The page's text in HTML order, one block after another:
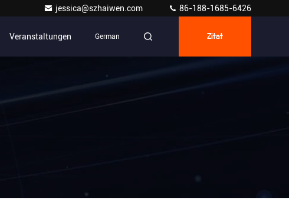
jessica@szhaiwen.com 86-188-1685-6426
Veranstaltungen German Zitat